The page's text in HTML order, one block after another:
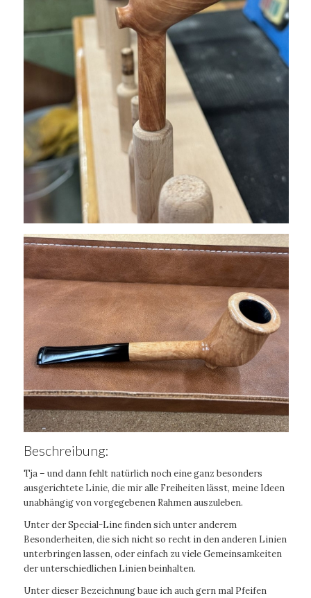
Beschreibung:
Tja – und dann fehlt natürlich noch eine ganz besonders
ausgerichtete Linie, die mir alle Freiheiten lässt, meine Ideen
unabhängig von vorgegebenen Rahmen auszuleben.
Unter der Special-Line finden sich unter anderem
Besonderheiten, die sich nicht so recht in den anderen Linien
unterbringen lassen, oder einfach zu viele Gemeinsamkeiten
der unterschiedlichen Linien beinhalten.
Unter dieser Bezeichnung baue ich auch gern mal Pfeifen